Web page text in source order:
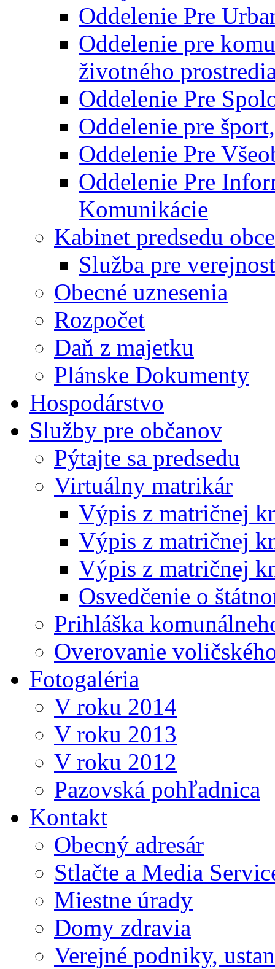
Oddelenie Pre
Oddelenie pre
životného
Oddelenie Pre
Oddelenie pre
Oddelenie Pre
Oddelenie Pre
Komunikácie
Kabinet predsedu obce
Služba pre
Obecné uznesenia
Rozpočet
Daň z majetku
Plánske Dokumenty
Hospodárstvo
Služby pre občanov
Pýtajte sa predsedu
Virtuálny matrikár
Výpis z matričnej
Výpis z matričnej
Výpis z matričnej
Osvedčenie o
Prihláška
Overovanie
Fotogaléria
V roku 2014
V roku 2013
V roku 2012
Pazovská pohľadnica
Kontakt
Obecný adresár
Stlačte a Media
Miestne úrady
Domy zdravia
Verejné podniky,